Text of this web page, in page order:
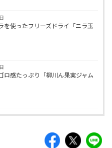
を使ったフリーズドライ「ニラ玉
ロ感たっぷり「柳川ん果実ジャム